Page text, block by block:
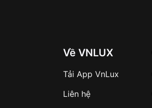
Về VNLUX
Tải App VnLux
Liên hệ